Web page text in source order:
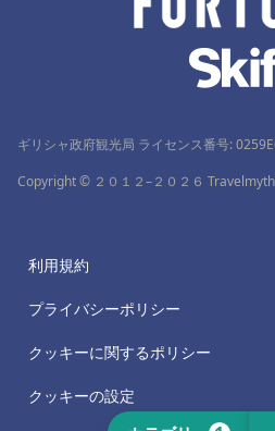
ギリシャ政府観光局 ライセンス番号:
Copyright © ２０１２–２０２６
利用規約
プライバシーポリシー
クッキーに関するポリシー
クッキーの設定